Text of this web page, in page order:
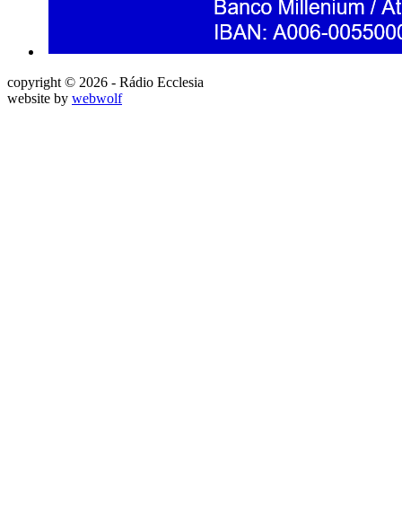
copyright © 2026 - Rádio Ecclesia
website by webwolf